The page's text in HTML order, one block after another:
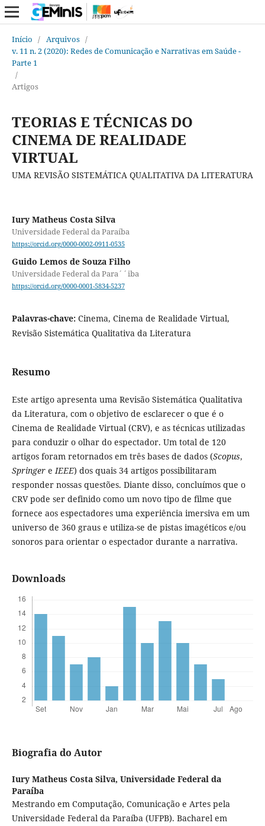
Início / Arquivos /
v. 11 n. 2 (2020): Redes de Comunicação e Narrativas em Saúde -
Parte 1
/
Artigos
TEORIAS E TÉCNICAS DO
CINEMA DE REALIDADE
VIRTUAL
UMA REVISÃO SISTEMÁTICA QUALITATIVA DA LITERATURA
Iury Matheus Costa Silva
Universidade Federal da Paraíba
https://orcid.org/0000-0002-0911-0535
Guido Lemos de Souza Filho
Universidade Federal da Para´´iba
https://orcid.org/0000-0001-5834-5237
Palavras-chave: Cinema, Cinema de Realidade Virtual,
Revisão Sistemática Qualitativa da Literatura
Resumo
Este artigo apresenta uma Revisão Sistemática Qualitativa
da Literatura, com o objetivo de esclarecer o que é o
Cinema de Realidade Virtual (CRV), e as técnicas utilizadas
para conduzir o olhar do espectador. Um total de 120
artigos foram retornados em três bases de dados (Scopus,
SpringereIEEE) dos quais 34 artigos possibilitaram
responder nossas questões. Diante disso, concluímos que o
CRV pode ser definido como um novo tipo de filme que
fornece aos espectadores uma experiência imersiva em um
universo de 360 graus e utiliza-se de pistas imagéticos e/ou
sonoros para orientar o espectador durante a narrativa.
Downloads
Biografia do Autor
Iury Matheus Costa Silva, Universidade Federal da
Paraíba
Mestrando em Computação, Comunicação e Artes pela
Universidade Federal da Paraíba (UFPB). Bacharel em